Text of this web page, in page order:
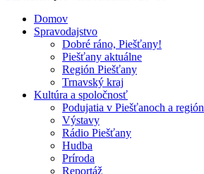
Domov
Spravodajstvo
Dobré ráno, Piešťany!
Piešťany aktuálne
Región Piešťany
Trnavský kraj
Kultúra a spoločnosť
Podujatia v Piešťanoch a región
Výstavy
Rádio Piešťany
Hudba
Príroda
Reportáž